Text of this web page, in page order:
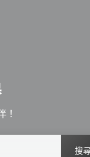
！
搜